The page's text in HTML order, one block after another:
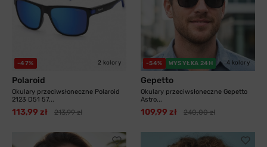
-47% 2 kolory
Polaroid
Okulary przeciwsłoneczne Polaroid
2123 D51 57...
113,99 zł 213,99 zł
-54% WYSYŁKA 24H 4 kolory
Gepetto
Okulary przeciwsłoneczne Gepetto
Astro...
109,99 zł 240,00 zł